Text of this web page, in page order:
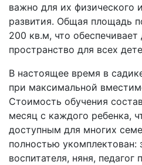
важно для их физического
развития. Общая площадь
200 кв.м, что обеспечивает
пространство для всех
В настоящее время в
при максимальной
Стоимость обучения
месяц с каждого ребенка,
доступным для многих
полностью укомплектован:
воспитателя, няня, педагог